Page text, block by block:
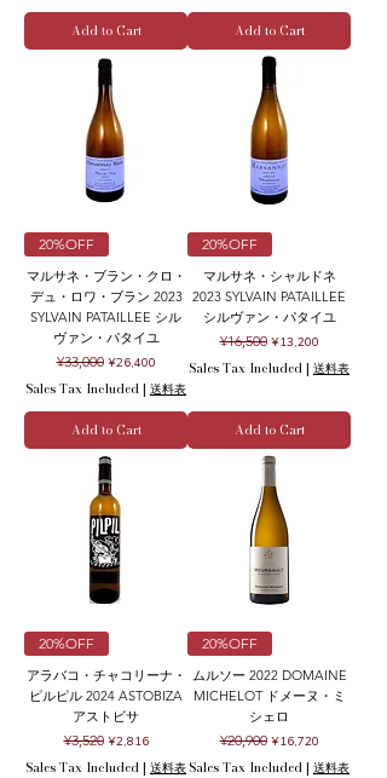
Add to Cart Add to Cart
20%OFF
マルサネ・ブラン・クロ・
デュ・ロワ・ブラン 2023
SYLVAIN PATAILLEE シル
ヴァン・パタイユ
Regular Price
¥33,000 Sale Price
¥26,400
Sales Tax Included | 送料表
Add to Cart
20%OFF
マルサネ・シャルドネ
2023 SYLVAIN PATAILLEE
シルヴァン・パタイユ
Regular Price
¥16,500 Sale Price
¥13,200
Sales Tax Included | 送料表
Add to Cart
20%OFF
アラバコ・チャコリーナ・
ピルピル 2024 ASTOBIZA
アストビサ
Regular Price
¥3,520 Sale Price
¥2,816
Sales Tax Included | 送料表
20%OFF
ムルソー 2022 DOMAINE
MICHELOT ドメーヌ・ミ
シェロ
Regular Price
¥20,900 Sale Price
¥16,720
Sales Tax Included | 送料表